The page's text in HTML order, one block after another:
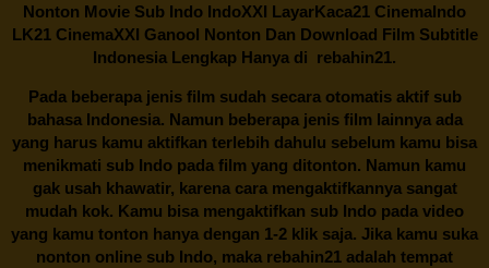
Nonton Movie Sub Indo IndoXXI LayarKaca21 CinemaIndo
LK21 CinemaXXI Ganool Nonton Dan Download Film Subtitle
Indonesia Lengkap Hanya di rebahin21.
Pada beberapa jenis film sudah secara otomatis aktif sub
bahasa Indonesia. Namun beberapa jenis film lainnya ada
yang harus kamu aktifkan terlebih dahulu sebelum kamu bisa
menikmati sub Indo pada film yang ditonton. Namun kamu
gak usah khawatir, karena cara mengaktifkannya sangat
mudah kok. Kamu bisa mengaktifkan sub Indo pada video
yang kamu tonton hanya dengan 1-2 klik saja. Jika kamu suka
nonton online sub Indo, maka rebahin21 adalah tempat